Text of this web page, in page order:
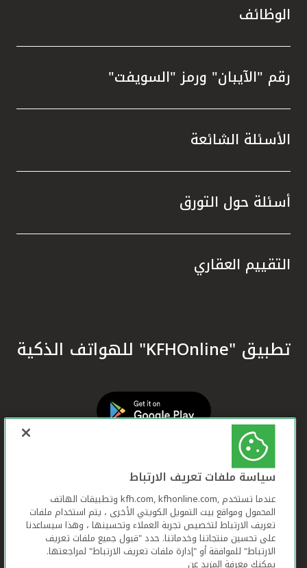
الوظائف
رقم "الآيبان" ورمز "السويفت"
الأسئلة الشائعة
أسئلة حول التورق
التقييم العقاري
تطبيق "KFHOnline" للهواتف الذكية
سياسة ملفات تعريف الارتباط
عندما تستخدم ,kfh.com, kfhonline.com وتطبيقات الهاتف
المحمول ومواقع بيت التمويل الكويتي الأخرى ، يتم استخدام ملفات
تعريف الارتباط لتخصيص تجربة العملاء وتحسينها ، وهذا سيساعدنا
على تحسين منتجاتنا وخدماتنا. حدد "قبول جميع ملفات تعريف
الارتباط" للموافقة أو "إدارة ملفات تعريف الارتباط" لمراجعتها.
يمكنك معرفة المزيد عن